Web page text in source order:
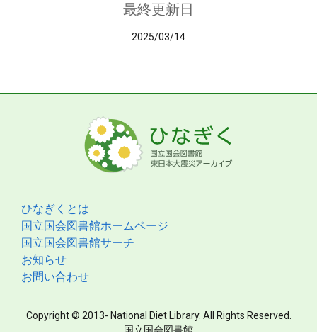
最終更新日
2025/03/14
ひなぎくとは
国立国会図書館ホームページ
国立国会図書館サーチ
お知らせ
お問い合わせ
Copyright © 2013- National Diet Library. All Rights Reserved.